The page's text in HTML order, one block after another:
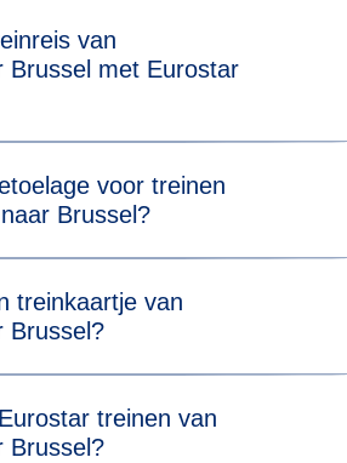
vertrektijd van je Eurostar
naar Brussel aanwezig te
van
Brussel met Eurostar
voor treinen
Brussel?
Er is geen
je moet al je bagage zelf kunnen
treinkaartje van
Brussel?
treinen van
Brussel?